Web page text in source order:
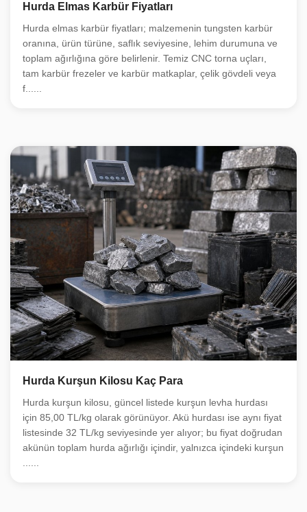
Hurda Elmas Karbür Fiyatları
Hurda elmas karbür fiyatları; malzemenin tungsten karbür
oranına, ürün türüne, saflık seviyesine, lehim durumuna ve
toplam ağırlığına göre belirlenir. Temiz CNC torna uçları,
tam karbür frezeler ve karbür matkaplar, çelik gövdeli veya
f......
Hurda Kurşun Kilosu Kaç Para
Hurda kurşun kilosu, güncel listede kurşun levha hurdası
için 85,00 TL/kg olarak görünüyor. Akü hurdası ise aynı fiyat
listesinde 32 TL/kg seviyesinde yer alıyor; bu fiyat doğrudan
akünün toplam hurda ağırlığı içindir, yalnızca içindeki kurşun